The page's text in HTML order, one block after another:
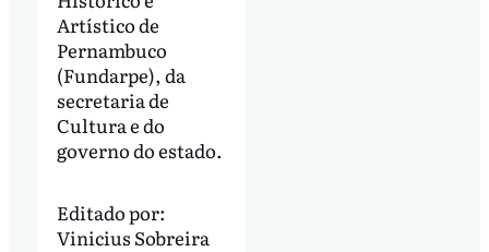
Artístico de
Pernambuco
(Fundarpe), da
secretaria de
Cultura e do
governo do estado.
Editado por:
Vinicius Sobreira